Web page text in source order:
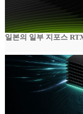
일본의 일부 지포스